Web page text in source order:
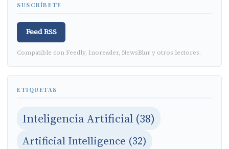
SUSCRÍBETE
Feed RSS
Compatible con Feedly, Inoreader, NewsBlur y otros lectores.
ETIQUETAS
Inteligencia Artificial (38)
Artificial Intelligence (32)